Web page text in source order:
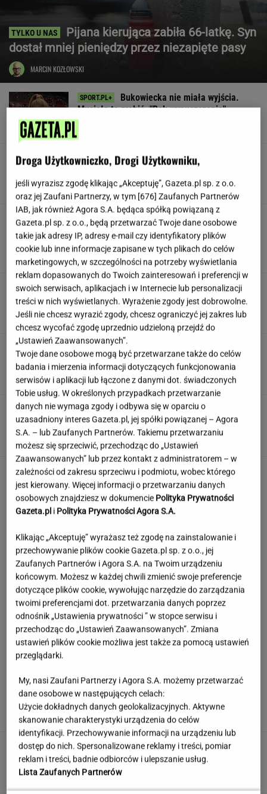
Pijana kierująca zabiła 66-latkę. Syn
dostał mniej pieniędzy przez niezapięte pasy
MARCIN KOZŁOWSKI
Bukowiecka nie miała wyjścia.
Musiała to zrobić. "Rok wypuszczenia"
1:0 dla Legii! Nowy napastnik znów
Siedem lat gehenny. "Spłacamy
kredyty za mieszkania, w których mieszkają
ludzie dewelopera"
SUBSKRYPCJA
"Źle rozumiany". Dietetycy rozprawiają się ze
złą sławą białego chleba
Wlewam masę i przykrywam. Po 30 minutach
mam cytrynowy obłoczek
Polskie korzenie i hollywoodzki dorobek. Mało
kto zna jej historię
Hyży dosadnie odpowiedziała hejterom.
"Skończyła mi się cierpliwość"
Słowa, których używały nasze prababcie.
Udowodnij, że wiesz o co chodzi
Droga Użytkowniczko, Drogi Użytkowniku,
jeśli wyrazisz zgodę klikając „Akceptuję”, Gazeta.pl sp. z o.o.
oraz jej Zaufani Partnerzy, w tym [676] Zaufanych Partnerów
IAB, jak również Agora S.A. będąca spółką powiązaną z
Gazeta.pl sp. z o.o., będą przetwarzać Twoje dane osobowe
takie jak adresy IP, adresy e-mail czy identyfikatory plików
cookie lub inne informacje zapisane w tych plikach do celów
marketingowych, w szczególności na potrzeby wyświetlania
reklam dopasowanych do Twoich zainteresowań i preferencji w
swoich serwisach, aplikacjach i w Internecie lub personalizacji
treści w nich wyświetlanych. Wyrażenie zgody jest dobrowolne.
Jeśli nie chcesz wyrazić zgody, chcesz ograniczyć jej zakres lub
chcesz wycofać zgodę uprzednio udzieloną przejdź do
„Ustawień Zaawansowanych”.
Twoje dane osobowe mogą być przetwarzane także do celów
badania i mierzenia informacji dotyczących funkcjonowania
serwisów i aplikacji lub łączone z danymi dot. świadczonych
Tobie usług. W określonych przypadkach przetwarzanie
danych nie wymaga zgody i odbywa się w oparciu o
uzasadniony interes Gazeta.pl, jej spółki powiązanej – Agora
S.A. – lub Zaufanych Partnerów. Takiemu przetwarzaniu
możesz się sprzeciwić, przechodząc do „Ustawień
Zaawansowanych” lub przez kontakt z administratorem – w
zależności od zakresu sprzeciwu i podmiotu, wobec którego
jest kierowany. Więcej informacji o przetwarzaniu danych
osobowych znajdziesz w dokumencie Polityka Prywatności
Gazeta.pl i Polityka Prywatności Agora S.A.
Klikając „Akceptuję” wyrażasz też zgodę na zainstalowanie i
przechowywanie plików cookie Gazeta.pl sp. z o.o., jej
Zaufanych Partnerów i Agora S.A. na Twoim urządzeniu
końcowym. Możesz w każdej chwili zmienić swoje preferencje
dotyczące plików cookie, wywołując narzędzie do zarządzania
twoimi preferencjami dot. przetwarzania danych poprzez
odnośnik „Ustawienia prywatności ” w stopce serwisu i
przechodząc do „Ustawień Zaawansowanych”. Zmiana
ustawień plików cookie możliwa jest także za pomocą ustawień
przeglądarki.
My, nasi Zaufani Partnerzy i Agora S.A. możemy przetwarzać
dane osobowe w następujących celach:
Użycie dokładnych danych geolokalizacyjnych. Aktywne
skanowanie charakterystyki urządzenia do celów
identyfikacji. Przechowywanie informacji na urządzeniu lub
dostęp do nich. Spersonalizowane reklamy i treści, pomiar
reklam i treści, badnie odbiorców i ulepszanie usług.
Lista Zaufanych Partnerów